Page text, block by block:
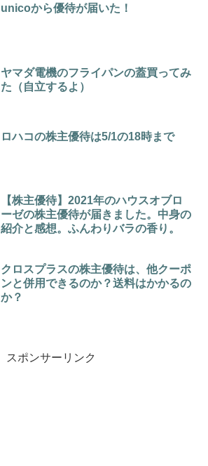
unicoから優待が届いた！
ヤマダ電機のフライパンの蓋買ってみ
た（自立するよ）
ロハコの株主優待は5/1の18時まで
【株主優待】2021年のハウスオブロ
ーゼの株主優待が届きました。中身の
紹介と感想。ふんわりバラの香り。
クロスプラスの株主優待は、他クーポ
ンと併用できるのか？送料はかかるの
か？
スポンサーリンク